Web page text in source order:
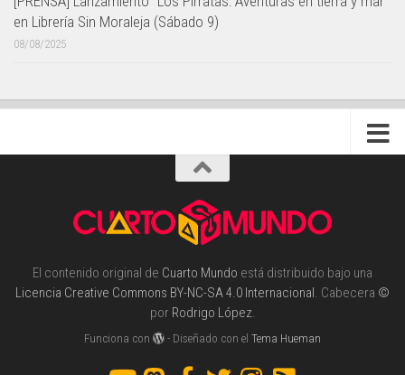
en Librería Sin Moraleja (Sábado 9)
08/08/2025
El contenido original de Cuarto Mundo está distribuido bajo una
Licencia Creative Commons BY-NC-SA 4.0 Internacional. Cabecera ©
por Rodrigo López.
Funciona con - Diseñado con elTema Hueman